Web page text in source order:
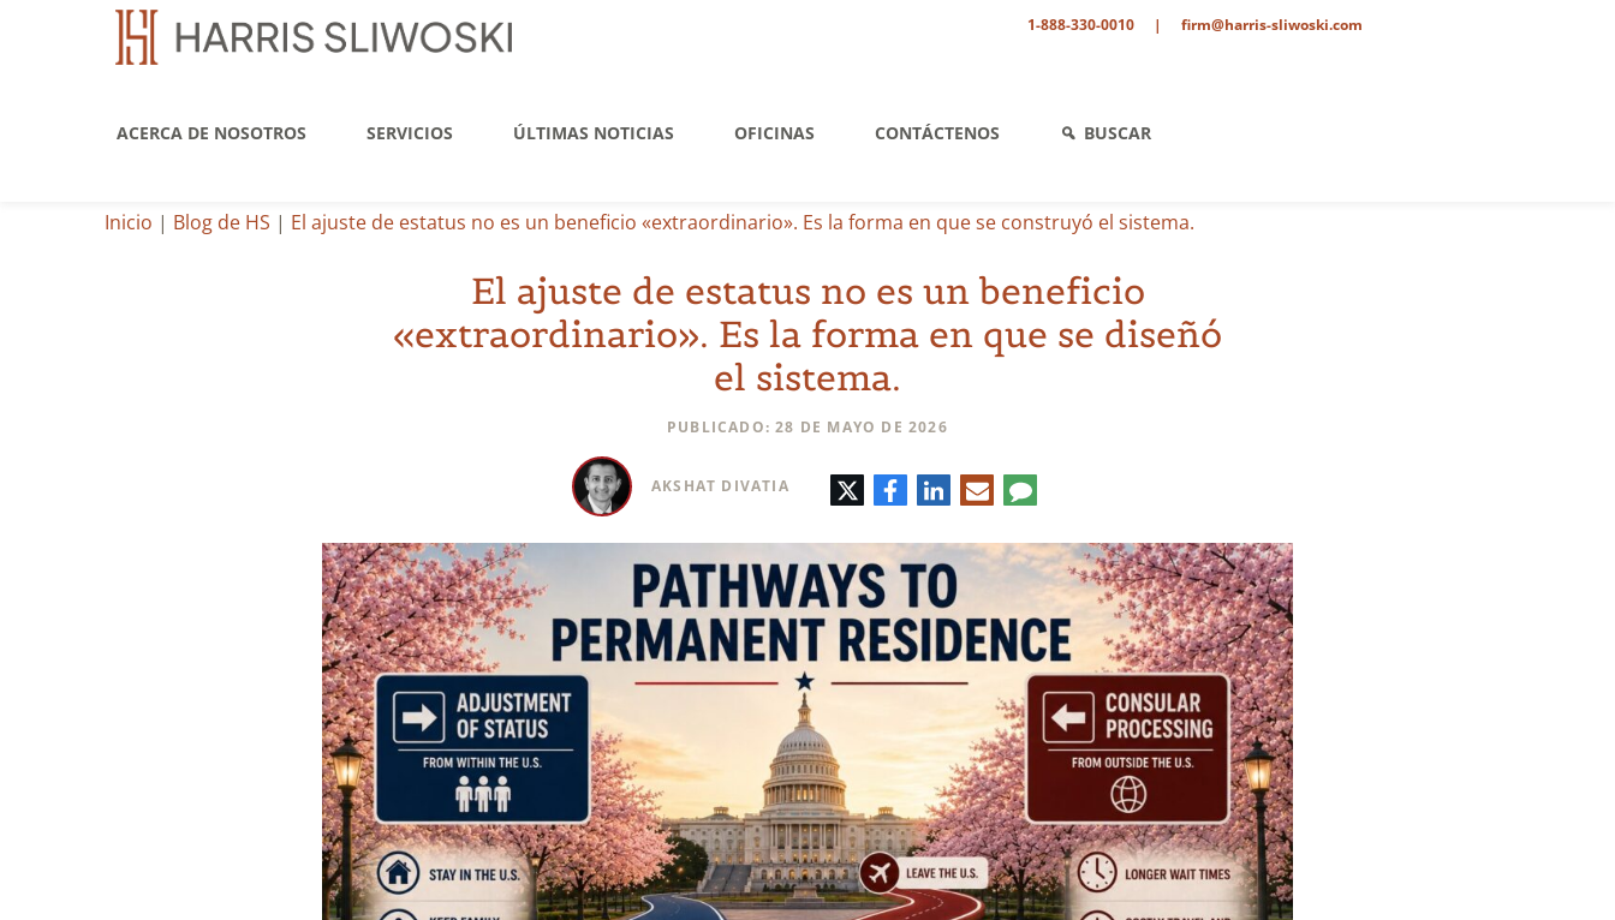
1-888-330-0010 | firm@harris-sliwoski.com
ACERCA DE NOSOTROS SERVICIOS ÚLTIMAS NOTICIAS OFICINAS CONTÁCTENOS BUSCAR
Inicio | Blog de HS | El ajuste de estatus no es un beneficio «extraordinario». Es la forma en que se construyó el sistema.
El ajuste de estatus no es un beneficio
«extraordinario». Es la forma en que se diseñó
el sistema.
PUBLICADO: 28 DE MAYO DE 2026
AKSHAT DIVATIA TwitterFacebook
LinkedInCorreo
electrónico
Comentario